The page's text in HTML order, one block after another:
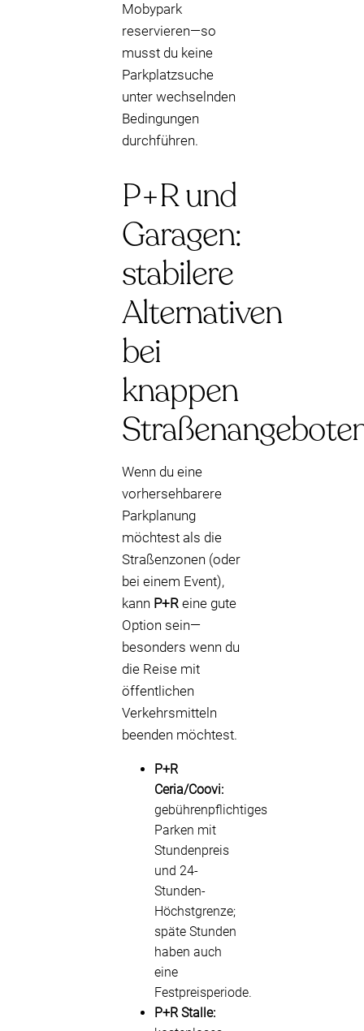
Mobypark
reservieren—so
musst du keine
Parkplatzsuche
unter wechselnden
Bedingungen
durchführen.
P+R und
Garagen:
stabilere
Alternativen
bei
knappen
Wenn du eine
vorhersehbarere
Parkplanung
möchtest als die
Straßenzonen (oder
bei einem Event),
kann P+R eine gute
Option sein—
besonders wenn du
die Reise mit
öffentlichen
Verkehrsmitteln
beenden möchtest.
P+R
Ceria/Coovi:
gebührenpflichtiges
Parken mit
Stundenpreis
und 24-
Stunden-
Höchstgrenze;
späte Stunden
haben auch
eine
Festpreisperiode.
P+R Stalle: